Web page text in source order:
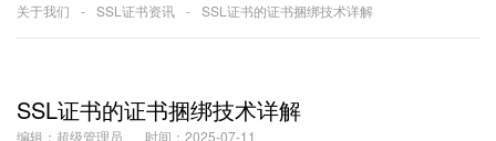
关于我们 SSL证书资讯 SSL证书的证书捆绑技术详解
SSL证书的证书捆绑技术详解
编辑：超级管理员 时间：2025-07-11